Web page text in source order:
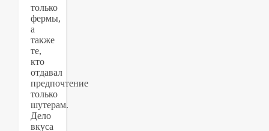
только
фермы,
а
также
те,
кто
отдавал
предпочтение
только
шутерам.
Дело
вкуса